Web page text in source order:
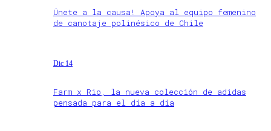
Únete a la causa! Apoya al equipo femenino
de canotaje polinésico de Chile
Dic 14
Farm x Rio, la nueva colección de adidas
pensada para el día a día